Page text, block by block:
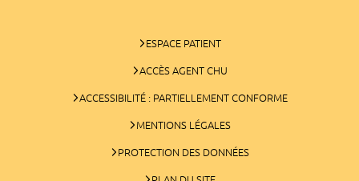
ESPACE PATIENT
ACCÈS AGENT CHU
ACCESSIBILITÉ : PARTIELLEMENT CONFORME
MENTIONS LÉGALES
PROTECTION DES DONNÉES